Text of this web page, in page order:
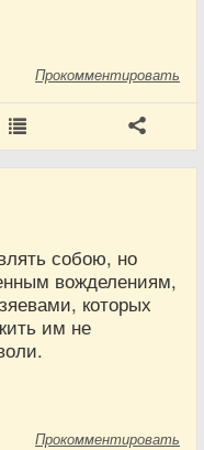
Прокомментировать
собою, но
вожделениям,
которых
им не
Прокомментировать